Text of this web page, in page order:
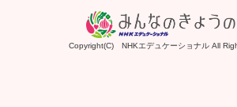
Copyright(C) NHKエデュケーショナル All